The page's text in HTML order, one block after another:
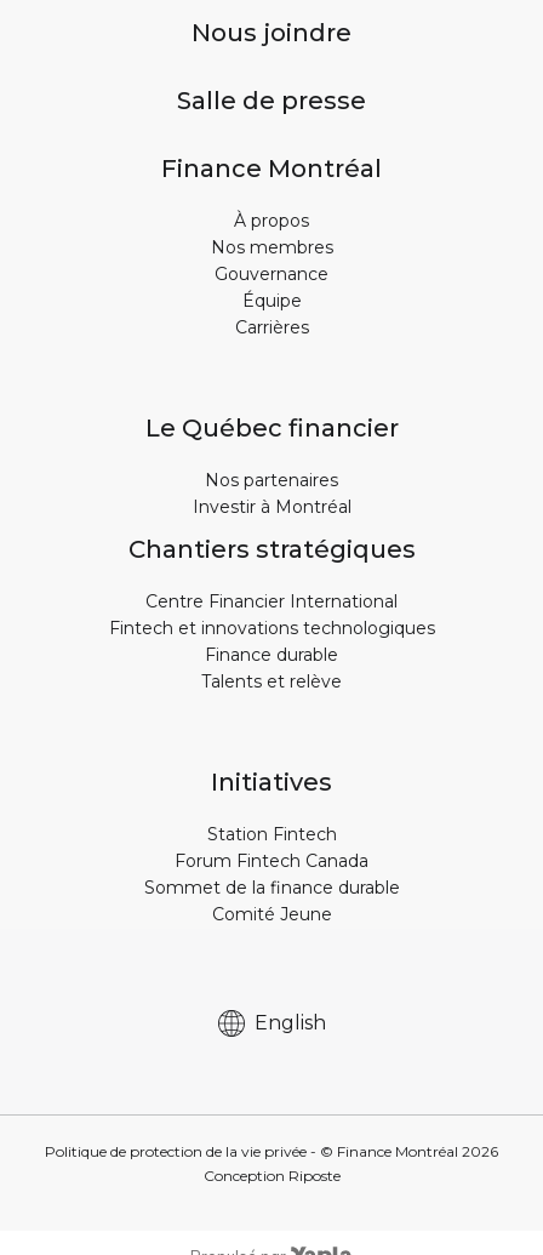
Nous joindre
Salle de presse
Finance Montréal
À propos
Nos membres
Gouvernance
Équipe
Carrières
Le Québec financier
Nos partenaires
Investir à Montréal
Chantiers stratégiques
Centre Financier International
Fintech et innovations technologiques
Finance durable
Talents et relève
Initiatives
Station Fintech
Forum Fintech Canada
Sommet de la finance durable
Comité Jeune
English
Politique de protection de la vie privée - © Finance Montréal 2026
Conception Riposte